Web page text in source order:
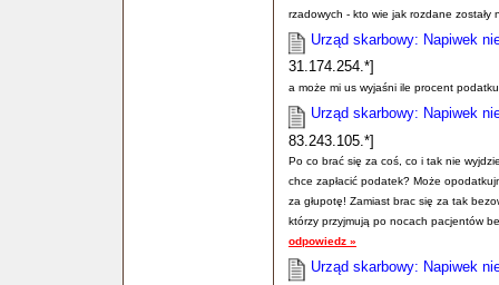
rzadowych - kto wie jak rozdane zostały
Urząd skarbowy: Napiwek
31.174.254.*]
a może mi us wyjaśni ile procent
Urząd skarbowy: Napiwek
83.243.105.*]
Po co brać się za coś, co i tak nie
chce zapłacić podatek? Może
za głupotę! Zamiast brac się za tak
którzy przyjmują po nocach pacjentów
odpowiedz »
Urząd skarbowy: Napiwek